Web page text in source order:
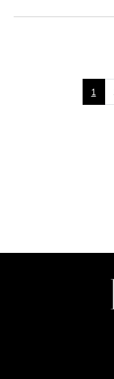
Přihlášením k
soukromí
1